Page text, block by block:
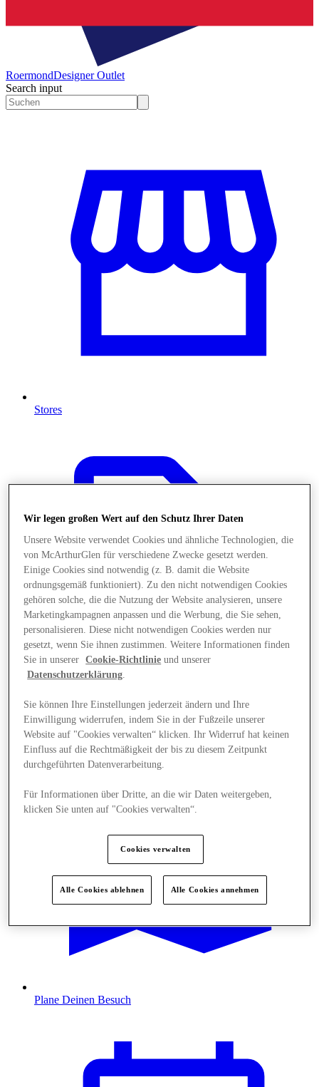
RoermondDesigner Outlet
Search input
Stores
Angebote
Plane Deinen Besuch
Wir legen großen Wert auf den Schutz Ihrer Daten
Unsere Website verwendet Cookies und ähnliche Technologien, die
von McArthurGlen für verschiedene Zwecke gesetzt werden.
Einige Cookies sind notwendig (z. B. damit die Website
ordnungsgemäß funktioniert). Zu den nicht notwendigen Cookies
gehören solche, die die Nutzung der Website analysieren, unsere
Marketingkampagnen anpassen und die Werbung, die Sie sehen,
personalisieren. Diese nicht notwendigen Cookies werden nur
gesetzt, wenn Sie ihnen zustimmen. Weitere Informationen finden
Sie in unserer
Cookie-Richtlinie und unserer
Datenschutzerklärung.
Sie können Ihre Einstellungen jederzeit ändern und Ihre
Einwilligung widerrufen, indem Sie in der Fußzeile unserer
Website auf "Cookies verwalten“ klicken. Ihr Widerruf hat keinen
Einfluss auf die Rechtmäßigkeit der bis zu diesem Zeitpunkt
durchgeführten Datenverarbeitung.
Für Informationen über Dritte, an die wir Daten weitergeben,
klicken Sie unten auf "Cookies verwalten“.
Cookies verwalten
Alle Cookies ablehnen Alle Cookies annehmen